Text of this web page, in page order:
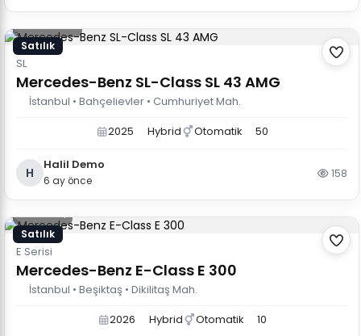
Satılık
135.000 TL
SL
Mercedes-Benz SL-Class SL 43 AMG
İstanbul • Bahçelievler • Cumhuriyet Mah.
2025
Hybrid Otomatik 50
H
Halil Demo
6 ay önce
158
Satılık
75.000 $
E Serisi
Mercedes-Benz E-Class E 300
İstanbul • Beşiktaş • Dikilitaş Mah.
2026
Hybrid Otomatik 10